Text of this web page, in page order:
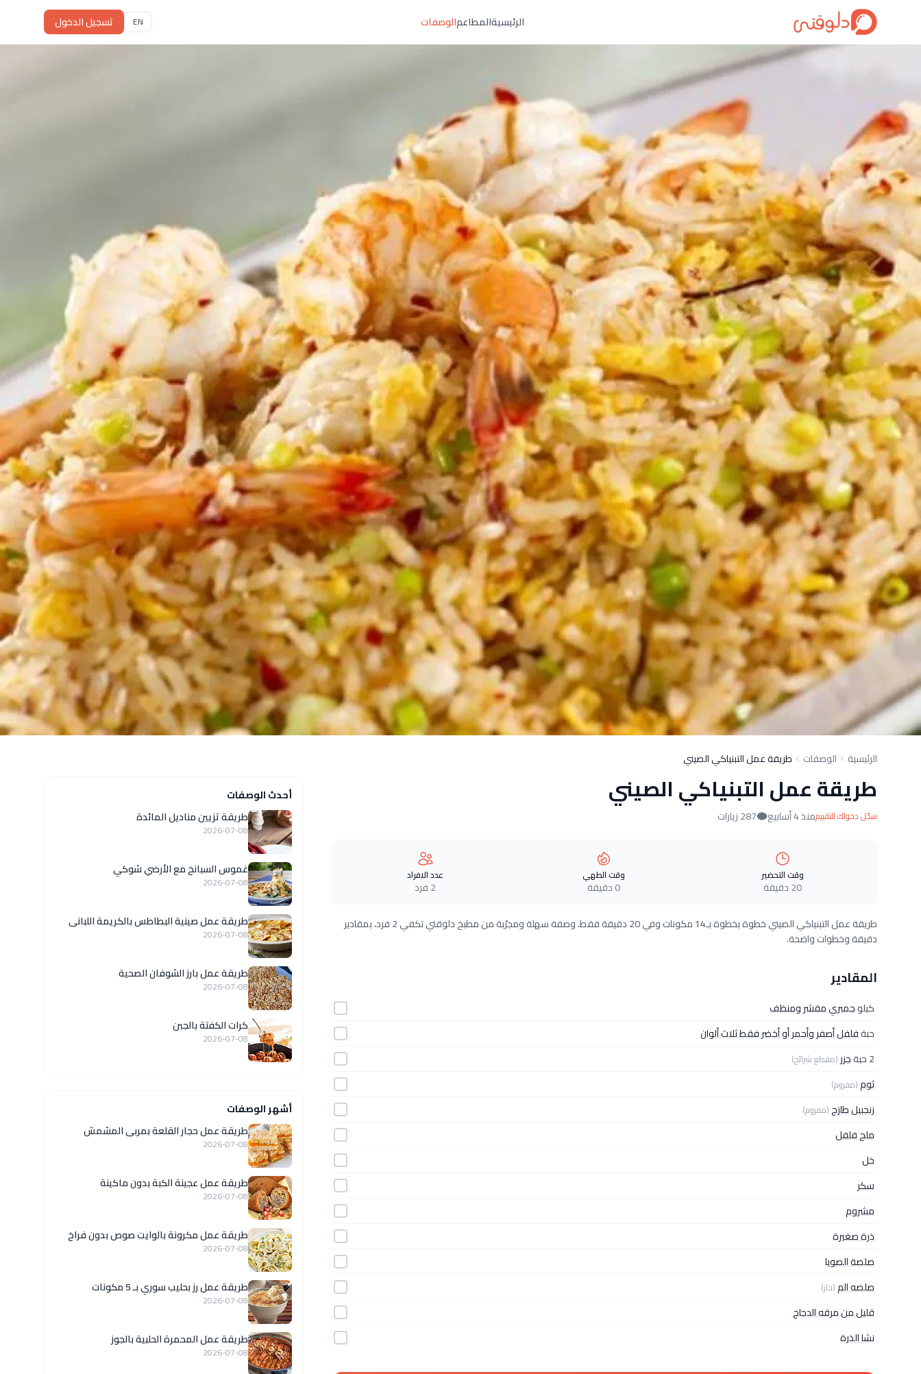
الرئيسيةالمطاعمالوصفات EN تسجيل الدخول
الرئيسية الوصفات طريقة عمل التبنياكي الصيني
طريقة عمل التبنياكي الصيني
سجّل دخولك للتقييممنذ 4 أسابيع 287 زيارات
وقت التحضير
20 دقيقة
وقت الطهي
0 دقيقة
عدد الافراد
2 فرد
طريقة عمل التبنياكي الصيني خطوة بخطوة بـ14 مكونات وفي 20 دقيقة فقط. وصفة سهلة ومجرّبة من مطبخ دلوقتي تكفي 2 فرد، بمقادير
دقيقة وخطوات واضحة.
المقادير
كيلوجمبري مقشر ومنظف
حبةفلفل أصفر وأحمر أو أخضر فقط ثلاث ألوان
2 حبة
جزر (مقطع شرائح)
ثوم(مفروم)
زنجبيل طازج(مفروم)
ملح فلفل
خل
سكر
مشروم
ذرة صغيرة
صلصة الصويا
صلصه الم(حار)
قليل من مرقه الدجاج
نشا الذرة
أحدث الوصفات
طريقة تزيين مناديل المائدة
2026-07-08
غموس السبانخ مع الأرضي شوكي
2026-07-08
طريقة عمل صينية البطاطس بالكريمة اللبانى
2026-07-08
طريقة عمل بارز الشوفان الصحية
2026-07-08
كرات الكفتة بالجبن
2026-07-08
أشهر الوصفات
طريقة عمل حجار القلعة بمربى المشمش
2026-07-08
طريقة عمل عجينة الكبة بدون ماكينة
2026-07-08
طريقة عمل مكرونة بالوايت صوص بدون فراخ
2026-07-08
طريقة عمل رز بحليب سوري بـ 5 مكونات
2026-07-08
طريقة عمل المحمرة الحلبية بالجوز
2026-07-08